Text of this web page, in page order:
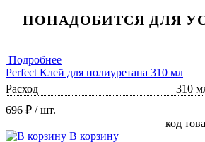
ПОНАДОБИТСЯ ДЛЯ
Подробнее
Perfect Клей для полиуретана 310 мл
Расход
310
696 ₽ / шт.
код
В корзину